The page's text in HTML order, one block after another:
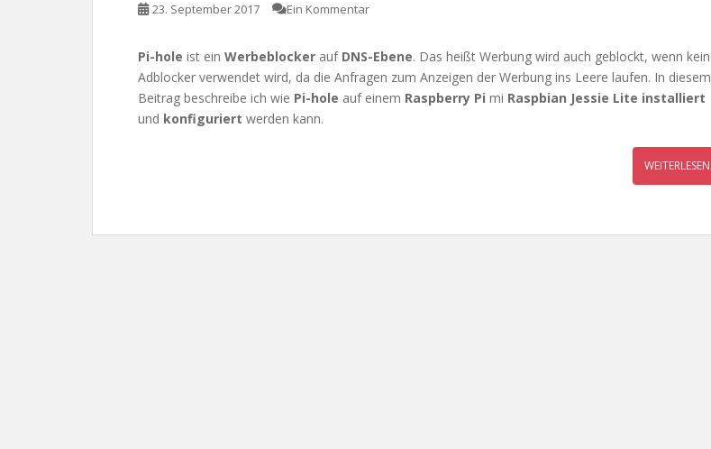
23. September 2017 Ein Kommentar
Pi-hole ist ein Werbeblocker auf DNS-Ebene. Das heißt Werbung wird auch geblockt, wenn kein
Adblocker verwendet wird, da die Anfragen zum Anzeigen der Werbung ins Leere laufen. In diesem
Beitrag beschreibe ich wie Pi-hole auf einem Raspberry Pi mi Raspbian Jessie Lite installiert
und konfiguriert werden kann.
WEITERLESEN